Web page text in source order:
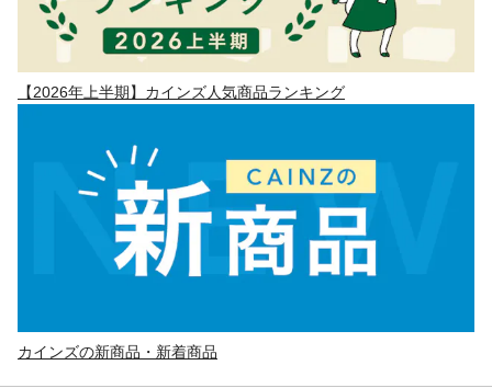
【2026年上半期】カインズ人気商品ランキング
カインズの新商品・新着商品